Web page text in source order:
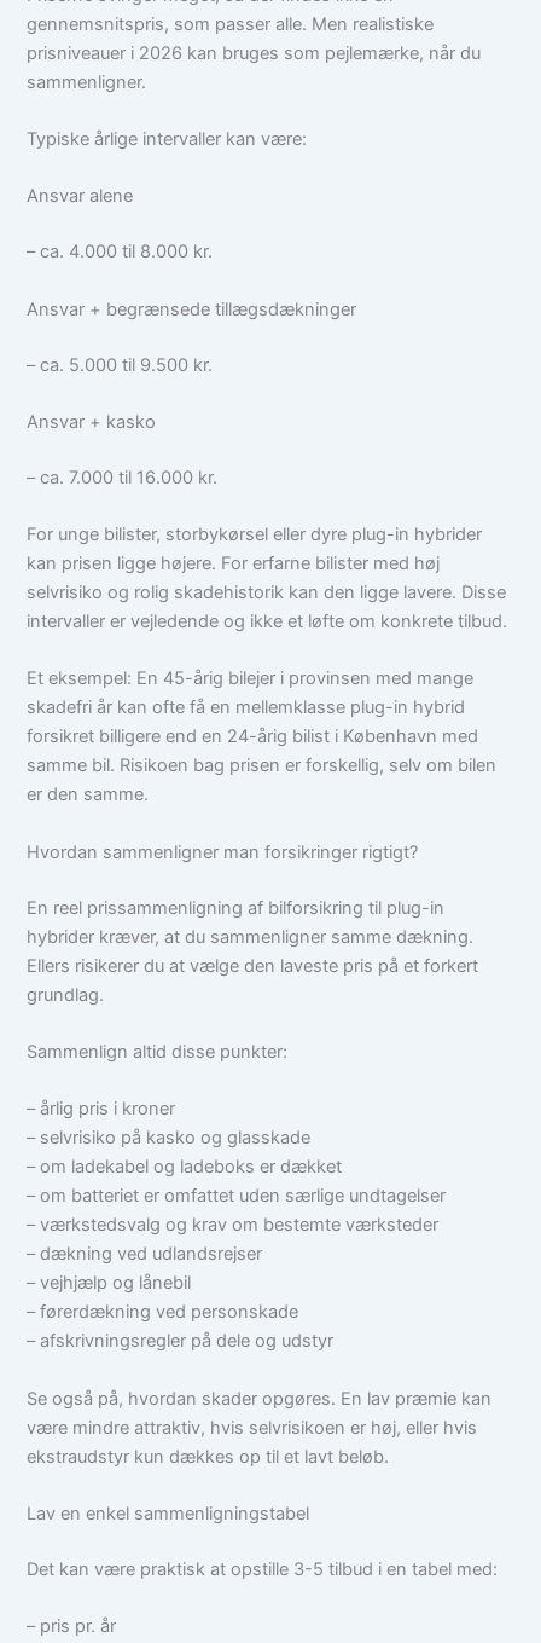
gennemsnitspris, som passer alle. Men realistiske
prisniveauer i 2026 kan bruges som pejlemærke, når du
sammenligner.
Typiske årlige intervaller kan være:
Ansvar alene
– ca. 4.000 til 8.000 kr.
Ansvar + begrænsede tillægsdækninger
– ca. 5.000 til 9.500 kr.
Ansvar + kasko
– ca. 7.000 til 16.000 kr.
For unge bilister, storbykørsel eller dyre plug-in hybrider
kan prisen ligge højere. For erfarne bilister med høj
selvrisiko og rolig skadehistorik kan den ligge lavere. Disse
intervaller er vejledende og ikke et løfte om konkrete tilbud.
Et eksempel: En 45-årig bilejer i provinsen med mange
skadefri år kan ofte få en mellemklasse plug-in hybrid
forsikret billigere end en 24-årig bilist i København med
samme bil. Risikoen bag prisen er forskellig, selv om bilen
er den samme.
Hvordan sammenligner man forsikringer rigtigt?
En reel prissammenligning af bilforsikring til plug-in
hybrider kræver, at du sammenligner samme dækning.
Ellers risikerer du at vælge den laveste pris på et forkert
grundlag.
Sammenlign altid disse punkter:
– årlig pris i kroner
– selvrisiko på kasko og glasskade
– om ladekabel og ladeboks er dækket
– om batteriet er omfattet uden særlige undtagelser
– værkstedsvalg og krav om bestemte værksteder
– dækning ved udlandsrejser
– vejhjælp og lånebil
– førerdækning ved personskade
– afskrivningsregler på dele og udstyr
Se også på, hvordan skader opgøres. En lav præmie kan
være mindre attraktiv, hvis selvrisikoen er høj, eller hvis
ekstraudstyr kun dækkes op til et lavt beløb.
Lav en enkel sammenligningstabel
Det kan være praktisk at opstille 3-5 tilbud i en tabel med:
– pris pr. år